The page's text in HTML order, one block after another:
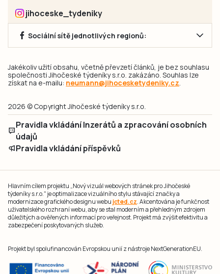
jihoceske_tydeniky
Sociální sítě jednotlivých regionů:
Jakékoliv užití obsahu, včetně převzetí článků, je bez souhlasu
společnosti Jihočeské týdeníky s.r.o. zakázáno. Souhlas lze
získat na e-mailu: neumann@jihocesketydeniky.cz.
2026 © Copyright Jihočeské týdeníky s.r.o.
Pravidla vkládání Inzerátů a zpracování osobních
údajů
Pravidla vkládání příspěvků
Hlavním cílem projektu „Nový vizuál webových stránek pro Jihočeské
týdeníky s.r.o." je optimalizace vizuálního stylu stávající značky a
modernizace grafického designu webu jcted.cz. Akcentována je funkčnost
uživatelského rozhraní webu, aby se stal moderním a přehledným zdrojem
důležitých a ověřených informací pro veřejnost. Projekt má zvýšit efektivitu a
zabezpečení poskytovaných služeb.
Projekt byl spolufinancován Evropskou unií z nástroje NextGenerationEU.